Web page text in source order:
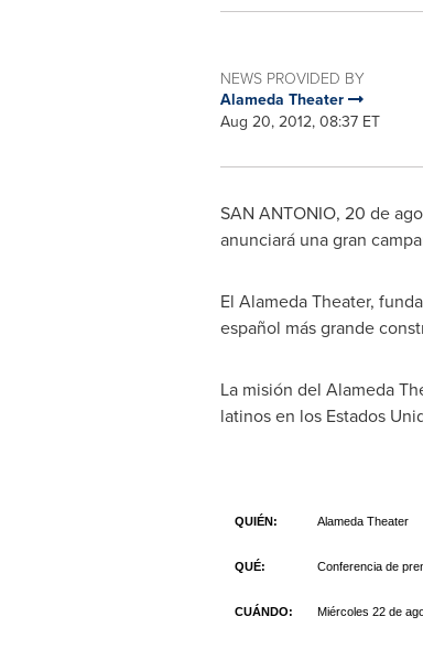
NEWS PROVIDED BY
Alameda Theater
Aug 20, 2012, 08:37 ET
SAN ANTONIO, 20 de
anunciará una gran
El Alameda Theater,
español más grande
La misión del Alameda
latinos en los Estados
QUIÉN: Alameda Theater
QUÉ: Conferencia de
CUÁNDO: Miércoles 22 de